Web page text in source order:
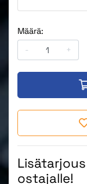
Määrä:
-
+
ostajalle!